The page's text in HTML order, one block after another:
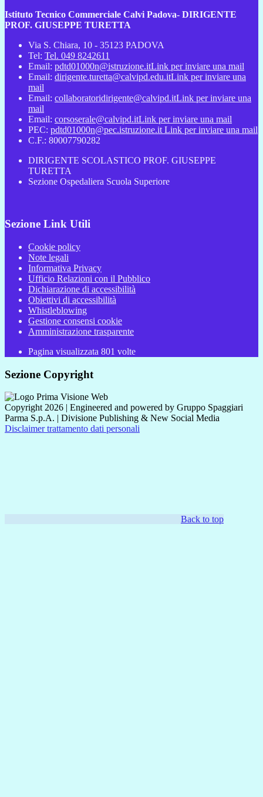
Istituto Tecnico Commerciale Calvi Padova- DIRIGENTE
PROF. GIUSEPPE TURETTA
Via S. Chiara, 10 - 35123 PADOVA
Tel: Tel. 049 8242611
Email: pdtd01000n@istruzione.itLink per inviare una mail
Email: dirigente.turetta@calvipd.edu.itLink per inviare una
mail
Email: collaboratoridirigente@calvipd.itLink per inviare una
mail
Email: corsoserale@calvipd.itLink per inviare una mail
PEC: pdtd01000n@pec.istruzione.it Link per inviare una mail
C.F.: 80007790282
DIRIGENTE SCOLASTICO PROF. GIUSEPPE
TURETTA
Sezione Ospedaliera Scuola Superiore
Sezione Link Utili
Cookie policy
Note legali
Informativa Privacy
Ufficio Relazioni con il Pubblico
Dichiarazione di accessibilità
Obiettivi di accessibilità
Whistleblowing
Gestione consensi cookie
Amministrazione trasparente
Pagina visualizzata 801 volte
Sezione Copyright
Copyright 2026 | Engineered and powered by Gruppo Spaggiari
Parma S.p.A. | Divisione Publishing & New Social Media
Disclaimer trattamento dati personali
Back to top